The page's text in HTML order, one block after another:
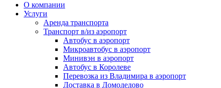
О компании
Услуги
Аренда транспорта
Транспорт в/из аэропорт
Автобус в аэропорт
Микроавтобус в аэропорт
Минивэн в аэропорт
Автобус в Королеве
Перевозка из Владимира в аэропорт
Доставка в Домодедово